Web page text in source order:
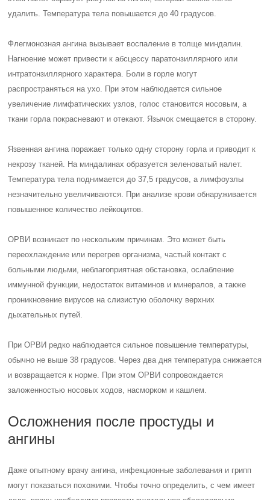
удалить. Температура тела повышается до 40 градусов.
Флегмонозная ангина вызывает воспаление в толще миндалин.
Нагноение может привести к абсцессу паратонзиллярного или
интратонзиллярного характера. Боли в горле могут
распространяться на ухо. При этом наблюдается сильное
увеличение лимфатических узлов, голос становится носовым, а
ткани горла покрасневают и отекают. Язычок смещается в сторону.
Язвенная ангина поражает только одну сторону горла и приводит к
некрозу тканей. На миндалинах образуется зеленоватый налет.
Температура тела поднимается до 37,5 градусов, а лимфоузлы
незначительно увеличиваются. При анализе крови обнаруживается
повышенное количество лейкоцитов.
ОРВИ возникает по нескольким причинам. Это может быть
переохлаждение или перегрев организма, частый контакт с
больными людьми, неблагоприятная обстановка, ослабление
иммунной функции, недостаток витаминов и минералов, а также
проникновение вирусов на слизистую оболочку верхних
дыхательных путей.
При ОРВИ редко наблюдается сильное повышение температуры,
обычно не выше 38 градусов. Через два дня температура снижается
и возвращается к норме. При этом ОРВИ сопровождается
заложенностью носовых ходов, насморком и кашлем.
Осложнения после простуды и
ангины
Даже опытному врачу ангина, инфекционные заболевания и грипп
могут показаться похожими. Чтобы точно определить, с чем имеет